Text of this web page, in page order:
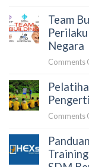
Team
Negara
Comments
Comments